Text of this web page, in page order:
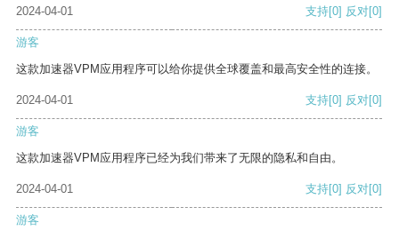
2024-04-01 支持[0] 反对[0]
游客
这款加速器VPM应用程序可以给你提供全球覆盖和最高安全性的连接。
2024-04-01 支持[0] 反对[0]
游客
这款加速器VPM应用程序已经为我们带来了无限的隐私和自由。
2024-04-01 支持[0] 反对[0]
游客